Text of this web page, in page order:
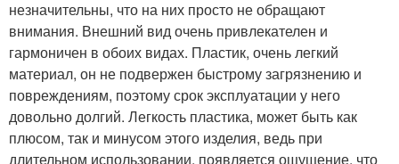
незначительны, что на них просто не обращают
внимания. Внешний вид очень привлекателен и
гармоничен в обоих видах. Пластик, очень легкий
материал, он не подвержен быстрому загрязнению и
повреждениям, поэтому срок эксплуатации у него
довольно долгий. Легкость пластика, может быть как
плюсом, так и минусом этого изделия, ведь при
длительном использовании, появляется ощущение, что